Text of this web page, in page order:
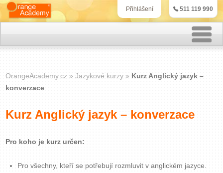
Přihlášení 511 119 990
Kurzy personalistiky
OrangeAcademy.cz Jazykové kurzy
Kurz Anglický jazyk –
konverzace
Kurz Anglický jazyk – konverzace
Pro koho je kurz určen:
Pro všechny, kteří se potřebují rozmluvit v anglickém jazyce.